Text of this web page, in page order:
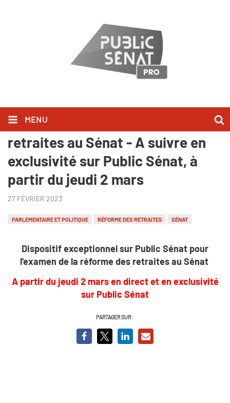
MENU
Le débat sur la réforme des
retraites au Sénat - A suivre en
exclusivité sur Public Sénat, à
partir du jeudi 2 mars
27 FÉVRIER 2023
PARLEMENTAIRE ET POLITIQUE RÉFORME DES RETRAITES SÉNAT
Dispositif exceptionnel sur Public Sénat pour
l'examen de la réforme des retraites au Sénat
A partir du jeudi 2 mars en direct et en exclusivité
sur Public Sénat
PARTAGER SUR :